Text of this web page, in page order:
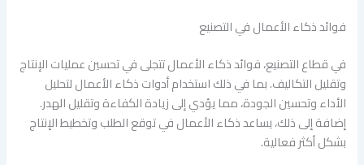
فوائد ذكاء الأعمال في التصنيع
في قطاع التصنيع، فوائد ذكاء الأعمال تتجلى في تحسين عمليات الإنتاج
وتقليل التكاليف. بما في ذلك استخدام أدوات ذكاء الأعمال لتحليل
الأداء وتحسين الجودة، مما يؤدي إلى زيادة الكفاءة وتقليل الهدر.
إضافة إلى ذلك، يساعد ذكاء الأعمال في توقع الطلب وتخطيط الإنتاج
بشكل أكثر فعالية.